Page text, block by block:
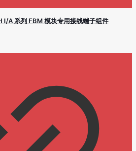
I/A 系列 FBM 模块专用接线端子组件